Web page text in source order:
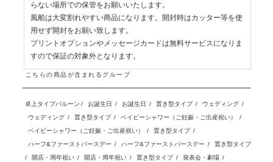
らない場所での保管をお願いいたします。
風船は大変割れやすい商品になります。開封時はカッター等を使
用せず開封をお願い致します。
プリントオプションやメッセージカードは無料サービスになりま
すので保証の対象外となります。
こちらの商品が含まれるグループ
卓上タイプバルーン / お誕生日 / お誕生日 / 置き型タイプ / ウェディング /
ウェディング / 置き型タイプ / ベイビーシャワー（ご妊娠・ご出産祝い）
/
ベイビーシャワー（ご妊娠・ご出産祝い）
/ 置き型タイプ /
ハーフ&ファーストバースデー / ハーフ&ファーストバースデー /
置き型タイプ
/
開店・周年祝い / 開店・周年祝い / 置き型タイプ / 発表会・劇場 /